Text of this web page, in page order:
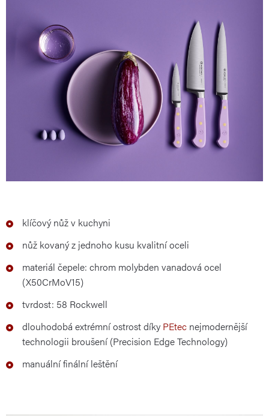
klíčový nůž v kuchyni
nůž kovaný z jednoho kusu kvalitní oceli
materiál čepele: chrom molybden vanadová ocel
(X50CrMoV15)
tvrdost: 58 Rockwell
dlouhodobá extrémní ostrost díky PEtec nejmodernější
technologii broušení (Precision Edge Technology)
manuální finální leštění